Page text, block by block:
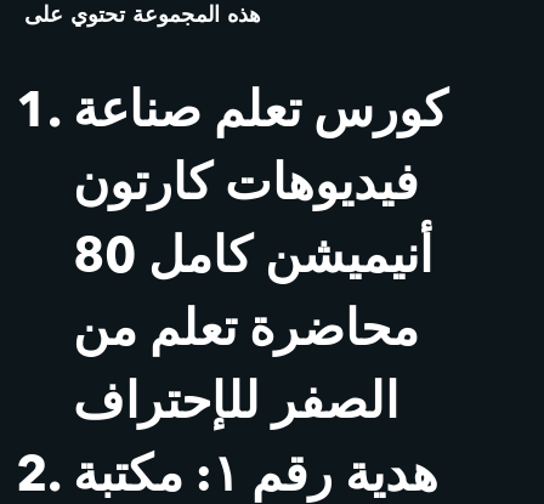
هذه المجموعة تحتوي على
كورس تعلم صناعة
فيديوهات كارتون
أنيميشن كامل 80
محاضرة تعلم من
الصفر للإحتراف
هدية رقم ١: مكتبة